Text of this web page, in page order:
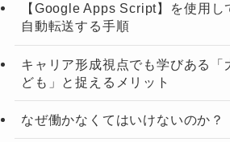
【Google Apps Script】を使用
自動転送する手順
キャリア形成視点でも学びある「
ども」と捉えるメリット
なぜ働かなくてはいけないのか？